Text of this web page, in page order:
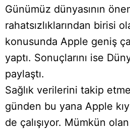
Günümüz dünyasının
rahatsızlıklarından birisi
konusunda Apple geniş
yaptı. Sonuçlarını ise
paylaştı.
Sağlık verilerini takip
günden bu yana Apple
de çalışıyor. Mümkün